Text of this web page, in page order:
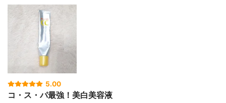
5.00
コ・ス・パ最強！美白美容液